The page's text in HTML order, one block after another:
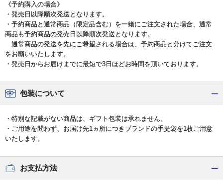
《予約購入の場合》
・発売日以降順次発送となります。
・予約商品と通常商品（限定品含む）を一緒にご注文された場合、通常
商品も予約商品の発売日以降順次発送となります。
通常商品の発送を先にご希望される場合は、予約商品と分けてご注文
をお願いいたします。
・発売日からお届けまでに最短で3日ほどお時間を頂いております。
包装について
・特別な記載がない商品は、ギフト包装は承れません。
・ご用途を問わず、お届け先1ヵ所につきブランドの手提袋を1枚ご用意
いたします。
お支払方法